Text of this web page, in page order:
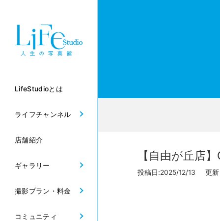
LifeStudioとは
ライフチャンネル
店舗紹介
ギャラリー
撮影プラン・料金
コミュニティ
【自由が丘店
投稿日:2025/12/13 更